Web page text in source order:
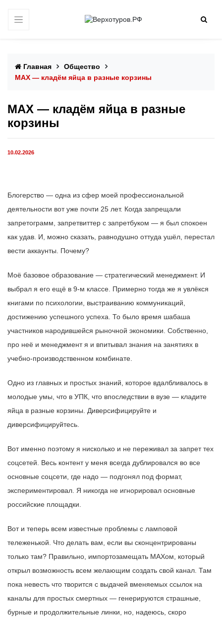
Главная
Общество
МАХ — кладём яйца в разные корзины
МАХ — кладём яйца в разные
корзины
10.02.2026
Блогерство — одна из сфер моей профессиональной
деятельности вот уже почти 25 лет. Когда запрещали
запретограмм, запретвиттер с запретбуком — я был спокоен
как удав. И, можно сказать, равнодушно оттуда ушёл, перестал
вести аккаунты. Почему?
Моё базовое образование — стратегический менеджмент. И
выбрал я его ещё в 9-м классе. Примерно тогда же я увлёкся
книгами по психологии, выстраиванию коммуникаций,
достижению успешного успеха. То было время шабаша
участников народившейся рыночной экономики. Собственно,
про неё и менеджмент я и впитывал знания на занятиях в
учебно-производственном комбинате.
Одно из главных и простых знаний, которое вдалбливалось в
молодые умы, что в УПК, что впоследствии в вузе — кладите
яйца в разные корзины. Диверсифицируйте и
диверсифицируйтесь.
Вот именно поэтому я нисколько и не переживал за запрет тех
соцсетей. Весь контент у меня всегда дублировался во все
основные соцсети, где надо — подгонял под формат,
экспериментировал. Я никогда не игнорировал основные
российские площадки.
Вот и теперь всем известные проблемы с ламповой
тележенькой. Что делать вам, если вы сконцентрированы
только там? Правильно, импортозамещать MAXом, который
открыл возможность всем желающим создать свой канал. Там
пока невесть что творится с выдачей вменяемых ссылок на
каналы для простых смертных — генерируются страшные,
бурные и продолжительные линки, но, надеюсь, скоро